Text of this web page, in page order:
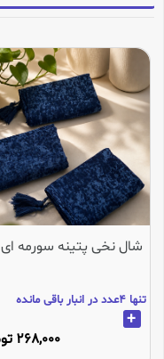
شال نخی پتینه سورمه ای
تنها 4عدد در انبار باقی مانده
+
268,000 تومان